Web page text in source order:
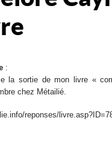
:
la sortie de mon livre «
chez Métailié.
reponses/